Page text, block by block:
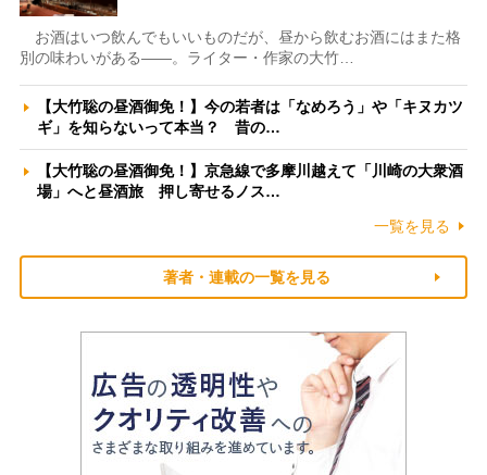
お酒はいつ飲んでもいいものだが、昼から飲むお酒にはまた格
別の味わいがある――。ライター・作家の大竹…
【大竹聡の昼酒御免！】今の若者は「なめろう」や「キヌカツ
ギ」を知らないって本当？ 昔の…
【大竹聡の昼酒御免！】京急線で多摩川越えて「川崎の大衆酒
場」へと昼酒旅 押し寄せるノス…
一覧を見る
著者・連載の一覧を見る